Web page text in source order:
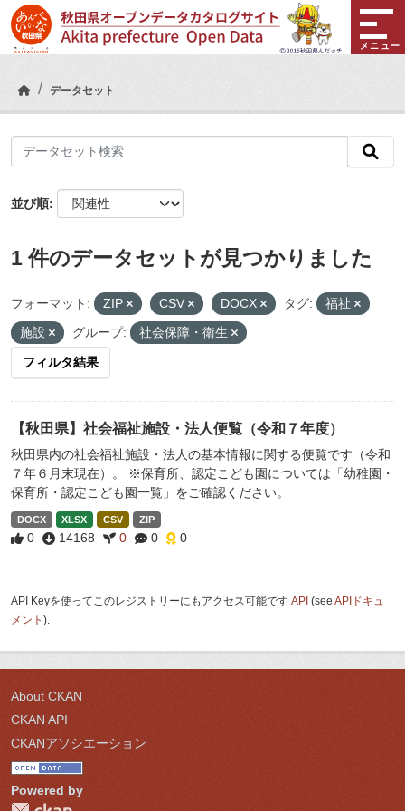
Skip to main content
メニュー
データセット
並び順
1 件のデータセットが見つかりました
フォーマット: ZIP CSV DOCX タグ:
福祉
施設
グループ: 社会保障・衛生
フィルタ結果
【秋田県】社会福祉施設・法人便覧（令和７年度）
秋田県内の社会福祉施設・法人の基本情報に関する便覧です（令和
７年６月末現在）。 ※保育所、認定こども園については「幼稚園・
保育所・認定こども園一覧」をご確認ください。
DOCX XLSX CSV ZIP
0 14168 0 0 0
API Keyを使ってこのレジストリーにもアクセス可能です API (see APIドキュ
メント ).
About CKAN
CKAN API
CKANアソシエーション
Powered by